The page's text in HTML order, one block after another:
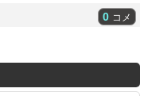
0 コメ